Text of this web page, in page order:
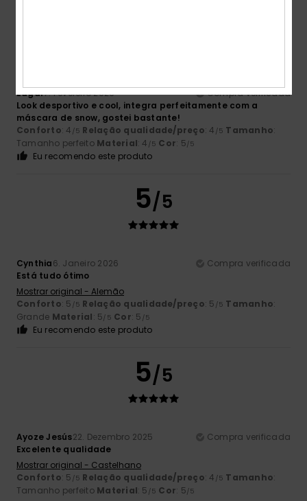
Edgar7. Fevereiro 2026
Compra verificada
Look desportivo e cool, integra perfeitamente com a
máscara de snow, gostei bastante!
Conforto: 4 /5 Relação qualidade/preço: 4 /5 Tamanho:
Tamanho perfeito Material: 4 /5 Cor: 5/5
Eu recomendo este produto
5/5
Cynthia6. Janeiro 2026
Compra verificada
Está tudo ótimo
Mostrar original - Alemão
Conforto: 5 /5 Relação qualidade/preço: 5 /5 Tamanho:
Grande Material: 5/5 Cor: 5 /5
Eu recomendo este produto
5/5
Ayoze Jesús22. Dezembro 2025
Compra verificada
Excelente qualidade
Mostrar original - Castelhano
Conforto: 5 /5 Relação qualidade/preço: 4 /5 Tamanho:
Tamanho perfeito Material: 5 /5 Cor: 5/5